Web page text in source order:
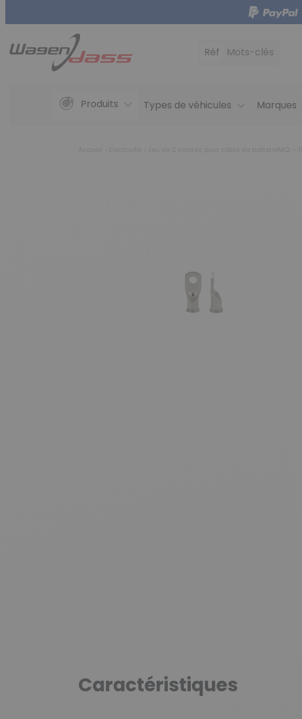
Réf Mots-clés
Produits Types de véhicules Marques
Caractéristiques